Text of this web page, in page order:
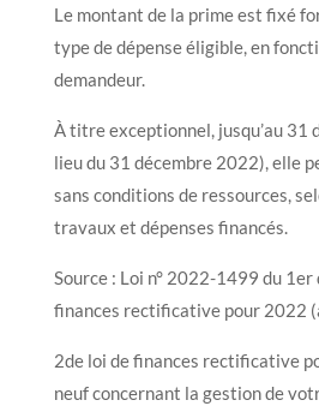
Le montant de la prime est fixé
type de dépense éligible, en
demandeur.
À titre exceptionnel, jusqu’au 31
lieu du 31 décembre 2022), elle
sans conditions de ressources,
travaux et dépenses financés.
Source : Loi n° 2022-1499 du
finances rectificative pour 2022
2de loi de finances rectificative
neuf concernant la gestion de